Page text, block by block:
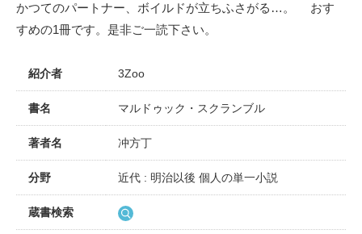
かつてのパートナー、ボイルドが立ちふさがる…。 おす
すめの1冊です。是非ご一読下さい。
紹介者 3Zoo
書名 マルドゥック・スクランブル
著者名 冲方丁
分野 近代 : 明治以後 個人の単一小説
蔵書検索